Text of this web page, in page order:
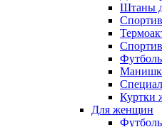
Штаны
Куртки
Для женщин